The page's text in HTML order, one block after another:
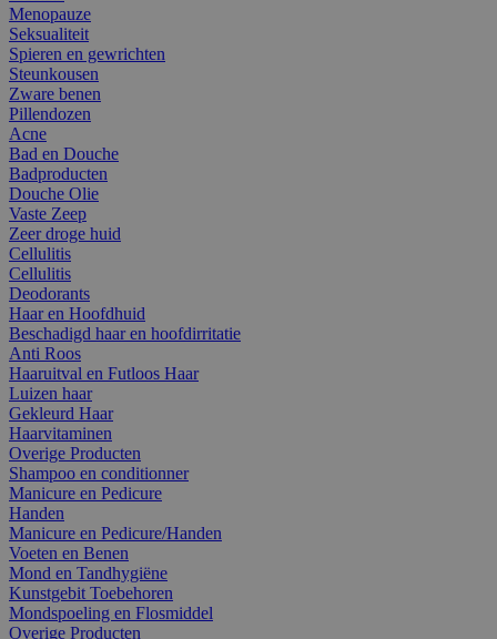
Menopauze
Seksualiteit
Spieren en gewrichten
Steunkousen
Zware benen
Pillendozen
Acne
Bad en Douche
Badproducten
Douche Olie
Vaste Zeep
Zeer droge huid
Cellulitis
Cellulitis
Deodorants
Haar en Hoofdhuid
Beschadigd haar en hoofdirritatie
Anti Roos
Haaruitval en Futloos Haar
Luizen haar
Gekleurd Haar
Haarvitaminen
Overige Producten
Shampoo en conditionner
Manicure en Pedicure
Handen
Manicure en Pedicure/Handen
Voeten en Benen
Mond en Tandhygiëne
Kunstgebit Toebehoren
Mondspoeling en Flosmiddel
Overige Producten